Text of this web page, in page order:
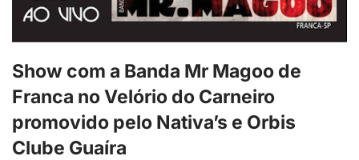
Show com a Banda Mr Magoo de
Franca no Velório do Carneiro
promovido pelo Nativa’s e Orbis
Clube Guaíra